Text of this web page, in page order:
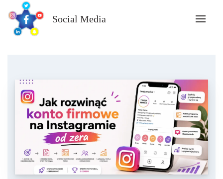
content
Social Media